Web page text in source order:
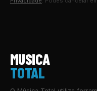
MUSICA
TOTAL